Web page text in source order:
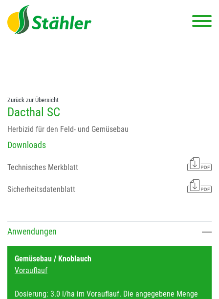
string(78) "Test 12 {FONT:12} // Dosierungen: test 123 dfasdf
asdfW134 245 34" string(62) "Test 12 {FONT:12} Dosierungen: test
123 dfasdf asdfW134 245 34"
Zurück zur Übersicht
Dacthal SC
Herbizid für den Feld- und Gemüsebau
Downloads
Technisches Merkblatt
Sicherheitsdatenblatt
Anwendungen
Gemüsebau / Knoblauch
Vorauflauf
Dosierung: 3.0 l/ha im Vorauflauf. Die angegebene Menge